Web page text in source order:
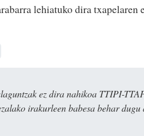
lehiatuko dira txapelaren
ez dira nahikoa TTIPI-
irakurleen babesa behar dugu